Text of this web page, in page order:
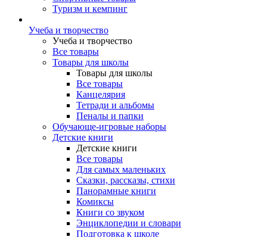
Туризм и кемпинг
Учеба и творчество
Учеба и творчество
Все товары
Товары для школы
Товары для школы
Все товары
Канцелярия
Тетради и альбомы
Пеналы и папки
Обучающе-игровые наборы
Детские книги
Детские книги
Все товары
Для самых маленьких
Сказки, рассказы, стихи
Панорамные книги
Комиксы
Книги со звуком
Энциклопедии и словари
Подготовка к школе